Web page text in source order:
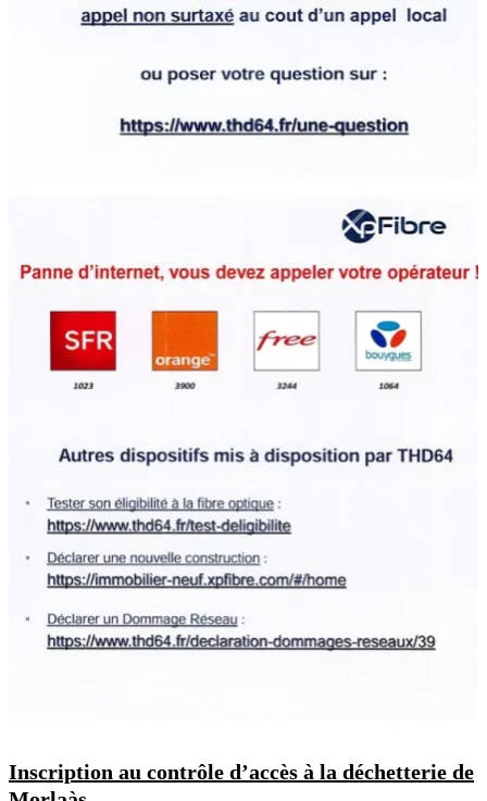
Inscription au contrôle d’accès à la déchetterie de